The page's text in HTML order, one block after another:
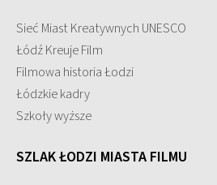
Sieć Miast Kreatywnych UNESCO
Łódź Kreuje Film
Filmowa historia Łodzi
Łódzkie kadry
Szkoły wyższe
SZLAK ŁODZI MIASTA FILMU